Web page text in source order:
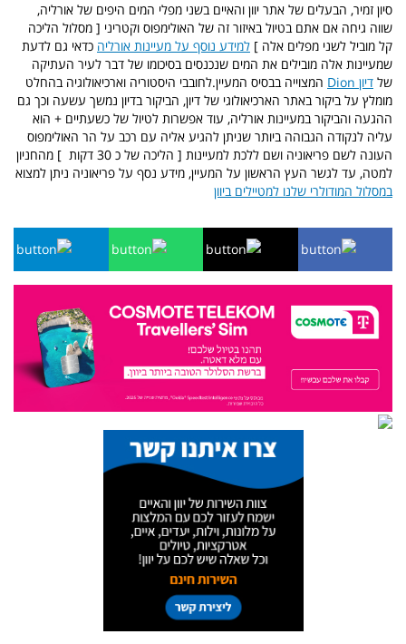
סיון זמיר, הבעלים של אתר יוון והאיים בשני מפלי המים היפים של אורליה,
שווה גיחה אם אתם בטיול באיזור זה של האולימפוס וקטריני [ מסלול הליכה
קל מוביל לשני מפלים אלה ] למידע נוסף על מעיינות אורליה כדאי גם לדעת
שמעיינות אלה מובילים את המים שנכנסים בסיכומו של דבר לעיר העתיקה
של דיון Dion
המצוייה בבסיס המעיין.לחובבי היסטוריה וארכיאולוגיה בהחלט
מומלץ על ביקור באתר הארכיאולוגי של דיון, הביקור בדיון נמשך עשעה וכך גם
ההגעה והביקור במעיינות אורליה, עוד אפשרות לטיול של כשעתיים + הוא
עליה לנקודה הגבוהה ביותר שניתן להגיע אליה עם רכב על הר האולימפוס
העונה לשם פריאוניה ושם ללכת למעיינות [ הליכה של כ 30 דקות ] מהחניון
למטה, עד לגשר העץ הראשון על המעיין, מידע נסף על פריאוניה ניתן למצוא
במסלול המודולרי שלנו למטיילים ביוון